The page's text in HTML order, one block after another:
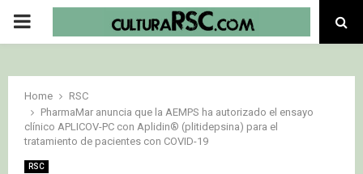
PRIMARY
Home
RSC
PharmaMar anuncia que la AEMPS ha autorizado el ensayo
clínico APLICOV-PC con Aplidin® (plitidepsina) para el
tratamiento de pacientes con COVID-19
RSC